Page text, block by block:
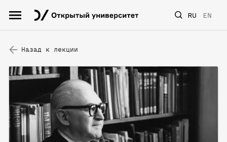
RU EN
Назад к лекции